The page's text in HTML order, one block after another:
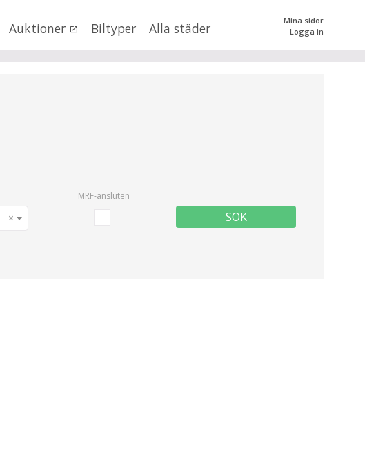
Auktioner Biltyper Alla städer
Mina sidor
Logga in
0 kr tillmer än 500000
×
MRF-ansluten
SÖK